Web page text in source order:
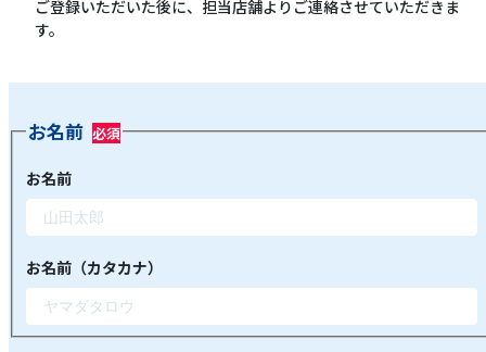
ご登録いただいた後に、担当店舗よりご連絡させていただきま
す。
お名前
お名前
お名前（カタカナ）